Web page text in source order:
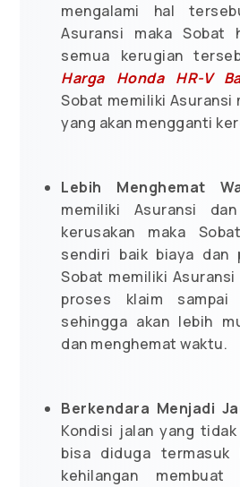
mengalami hal
Asuransi maka Sobat
semua kerugian
Harga Honda HR-V
Sobat memiliki Asuransi
yang akan mengganti
Lebih Menghemat
memiliki Asuransi
kerusakan maka
sendiri baik biaya dan
Sobat memiliki
proses klaim sampai
sehingga akan lebih
dan menghemat waktu.
Berkendara Menjadi
Kondisi jalan yang
bisa diduga termasuk
kehilangan